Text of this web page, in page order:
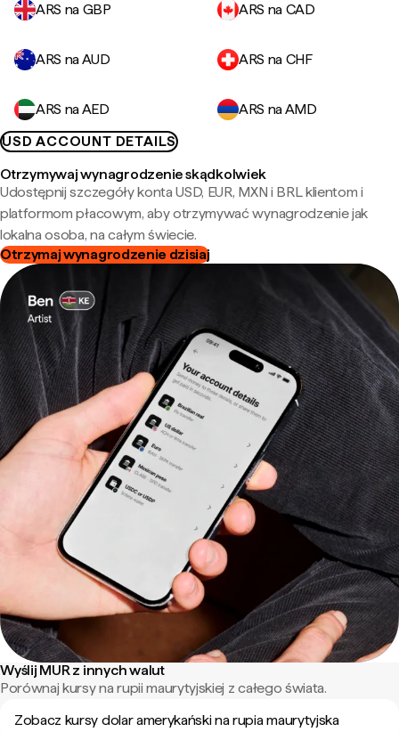
ARS na GBP ARS na CAD
ARS na AUD ARS na CHF
ARS na AED
ARS na AMD
USD ACCOUNT DETAILS
Otrzymywaj wynagrodzenie skądkolwiek
Udostępnij szczegóły konta USD, EUR, MXN i BRL klientom i
platformom płacowym, aby otrzymywać wynagrodzenie jak
lokalna osoba, na całym świecie.
Otrzymaj wynagrodzenie dzisiaj
Wyślij MUR z innych walut
Porównaj kursy na rupii maurytyjskiej z całego świata.
Zobacz kursy dolar amerykański na rupia maurytyjska